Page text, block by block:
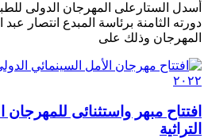
أسدل الستارعلى المهرجان الدولى
دورته الثامنة برئاسة المبدع انتصار
المهرجان وذلك على
افتتاح مبهر واستثنائى
التراثية